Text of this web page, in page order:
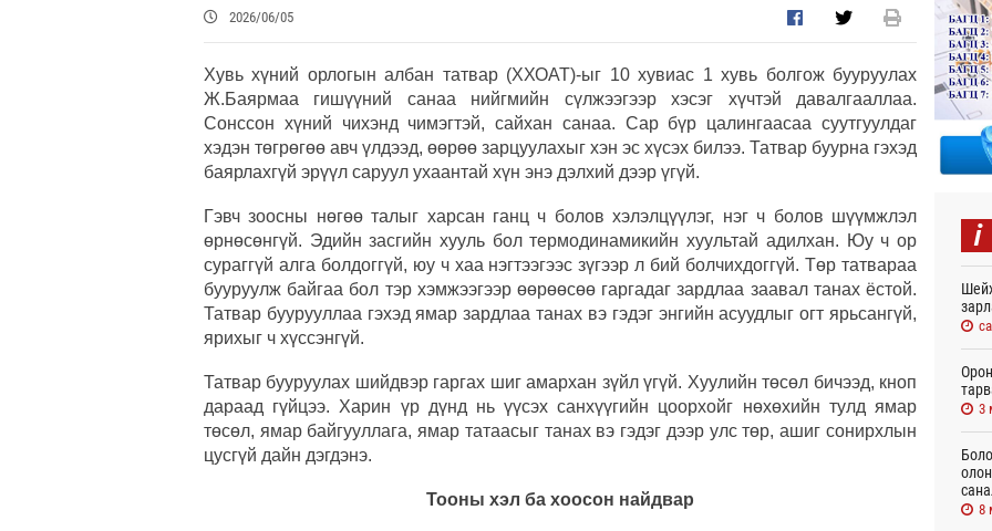
2026/06/05
Хувь хүний орлогын албан татвар (ХХОАТ)-ыг 10 хувиас 1 хувь болгож бууруулах
Ж.Баярмаа гишүүний санаа нийгмийн сүлжээгээр хэсэг хүчтэй давалгааллаа.
Сонссон хүний чихэнд чимэгтэй, сайхан санаа. Сар бүр цалингаасаа суутгуулдаг
хэдэн төгрөгөө авч үлдээд, өөрөө зарцуулахыг хэн эс хүсэх билээ. Татвар буурна гэхэд
баярлахгүй эрүүл саруул ухаантай хүн энэ дэлхий дээр үгүй.
Гэвч зоосны нөгөө талыг харсан ганц ч болов хэлэлцүүлэг, нэг ч болов шүүмжлэл
өрнөсөнгүй. Эдийн засгийн хууль бол термодинамикийн хуультай адилхан. Юу ч ор
сураггүй алга болдоггүй, юу ч хаа нэгтээгээс зүгээр л бий болчихдоггүй. Төр татвараа
бууруулж байгаа бол тэр хэмжээгээр өөрөөсөө гаргадаг зардлаа заавал танах ёстой.
Татвар буурууллаа гэхэд ямар зардлаа танах вэ гэдэг энгийн асуудлыг огт ярьсангүй,
ярихыг ч хүссэнгүй.
Татвар бууруулах шийдвэр гаргах шиг амархан зүйл үгүй. Хуулийн төсөл бичээд, кноп
дараад гүйцээ. Харин үр дүнд нь үүсэх санхүүгийн цоорхойг нөхөхийн тулд ямар
төсөл, ямар байгууллага, ямар татаасыг танах вэ гэдэг дээр улс төр, ашиг сонирхлын
цусгүй дайн дэгдэнэ.
Тооны хэл ба хоосон найдвар
i
3
8